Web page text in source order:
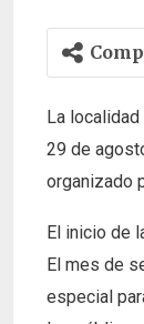
La
29 de
organizado
El inicio de
El mes de
especial